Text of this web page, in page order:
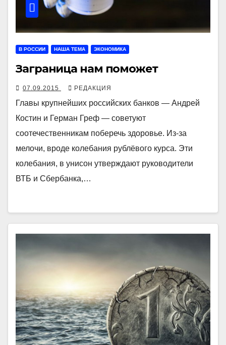
В РОССИИ НАША ТЕМА ЭКОНОМИКА
Заграница нам поможет
07.09.2015 РЕДАКЦИЯ
Главы крупнейших российских банков — Андрей
Костин и Герман Греф — советуют
соотечественникам поберечь здоровье. Из-за
мелочи, вроде колебания рублёвого курса. Эти
колебания, в унисон утверждают руководители
ВТБ и Сбербанка,…